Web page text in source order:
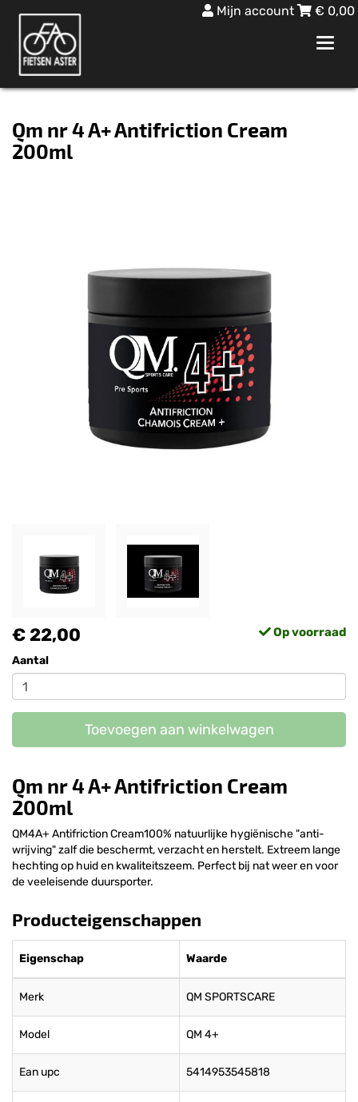
Mijn account € 0,00
Qm nr 4 A+ Antifriction Cream
200ml
€ 22,00 Op voorraad
Aantal
Toevoegen aan winkelwagen
Qm nr 4 A+ Antifriction Cream
200ml
QM4A+ Antifriction Cream100% natuurlijke hygiënische "anti-
wrijving" zalf die beschermt, verzacht en herstelt. Extreem lange
hechting op huid en kwaliteitszeem. Perfect bij nat weer en voor
de veeleisende duursporter.
Producteigenschappen
Eigenschap Waarde
Merk QM SPORTSCARE
Model QM 4+
Ean upc 5414953545818